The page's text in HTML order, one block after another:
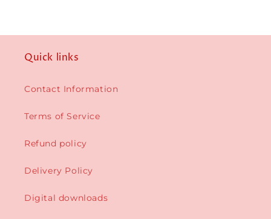
Quick links
Contact Information
Terms of Service
Refund policy
Delivery Policy
Digital downloads